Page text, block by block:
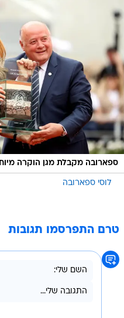
ספארובה מקבלת מגן הוקרה
לוסי ספארובה
טרם התפרסמו תגובות